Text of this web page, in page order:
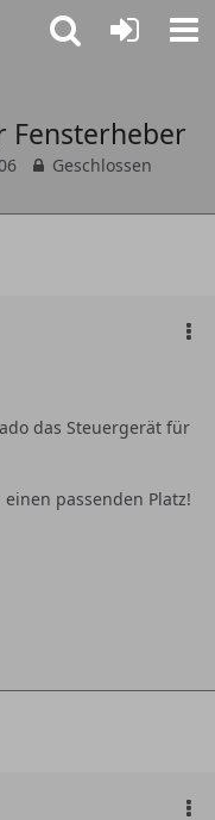
Fensterheber
Geschlossen
das Steuergerät für
passenden Platz!